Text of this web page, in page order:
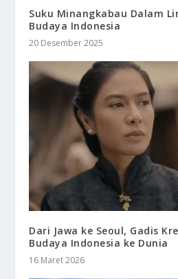
Suku Minangkabau Dalam
Budaya Indonesia
20 Desember 2025
Dari Jawa ke Seoul, Gadis
Budaya Indonesia ke Dunia
16 Maret 2026